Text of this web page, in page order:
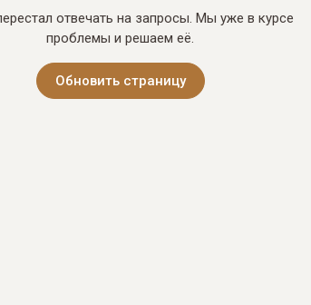
отвечать на запросы. Мы уже в курсе
проблемы и решаем её.
Обновить страницу